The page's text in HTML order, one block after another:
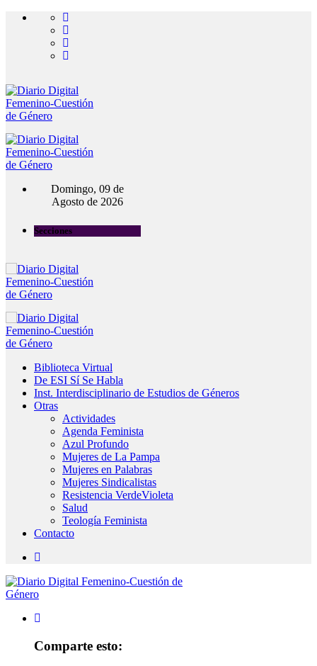
Domingo, 09 de
Agosto de 2026
Secciones
Biblioteca Virtual
De ESI Sí Se Habla
Inst. Interdisciplinario de Estudios de Géneros
Otras
Actividades
Agenda Feminista
Azul Profundo
Mujeres de La Pampa
Mujeres en Palabras
Mujeres Sindicalistas
Resistencia VerdeVioleta
Salud
Teología Feminista
Contacto
Comparte esto: